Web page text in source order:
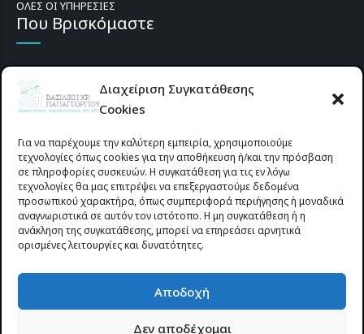
Διαχείριση Συγκατάθεσης
Cookies
Για να παρέχουμε την καλύτερη εμπειρία, χρησιμοποιούμε
τεχνολογίες όπως cookies για την αποθήκευση ή/και την πρόσβαση
σε πληροφορίες συσκευών. Η συγκατάθεση για τις εν λόγω
τεχνολογίες θα μας επιτρέψει να επεξεργαστούμε δεδομένα
προσωπικού χαρακτήρα, όπως συμπεριφορά περιήγησης ή μοναδικά
αναγνωριστικά σε αυτόν τον ιστότοπο. Η μη συγκατάθεση ή η
ανάκληση της συγκατάθεσης, μπορεί να επηρεάσει αρνητικά
ορισμένες λειτουργίες και δυνατότητες.
Αποδοχή
Δεν αποδέχομαι
ΟΛΕΣ ΟΙ ΥΠΗΡΕΣΙΕΣ
Που Βρισκόμαστε
Προυσιωτίσσης 27 & Δ.Σταϊκου , Αγρίνιο 30133 (έναντι γηπέδου